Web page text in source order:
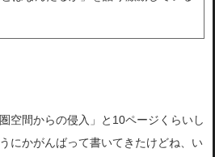
空間からの侵入」と10ページくらいし
にかがんばって書いてきたけどね、い